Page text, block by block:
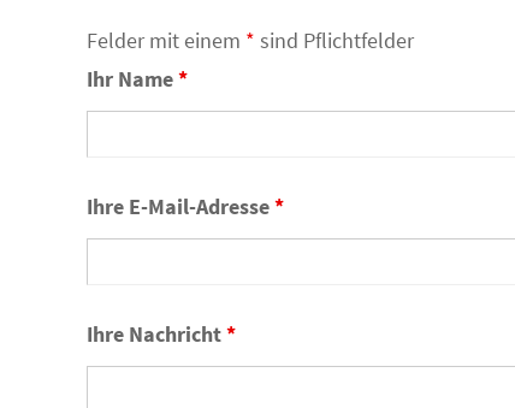
Felder mit einem * sind Pflichtfelder
Ihr Name*
Ihre E-Mail-Adresse*
Ihre Nachricht*